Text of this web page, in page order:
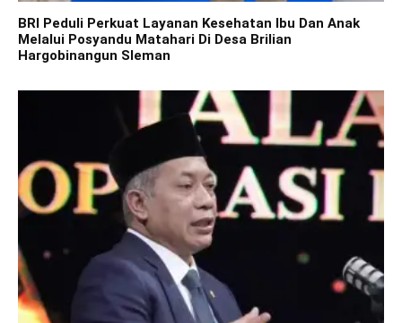
BRI Peduli Perkuat Layanan Kesehatan Ibu Dan Anak
Melalui Posyandu Matahari Di Desa Brilian
Hargobinangun Sleman